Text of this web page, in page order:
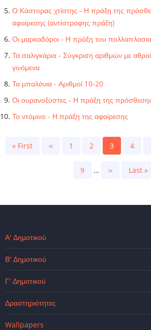
Ο Κάστορας χτίστης - Η πράξη της
αφαίρεσης (αντίστροφης πράξη)
Οι μαρκαδόροι - Η πράξη του
Τα σαλιγκάρια - Σύγκριση αριθμών με
γινόμενα
Τα μπαλόνια - Αριθμοί 10-20
Οι ουρανοξύστες - Η πράξη της
Το ντόμινο - Η πράξη της αφαίρεσης
First
« First
Previous
‹‹ Page
1 Page
2
Current
3 Page
4
Page
9 …
Next
››
Last
Last »
Α' Δημοτικού
Β' Δημοτικού
Γ' Δημοτικού
Δραστηριότητες
Wallpapers